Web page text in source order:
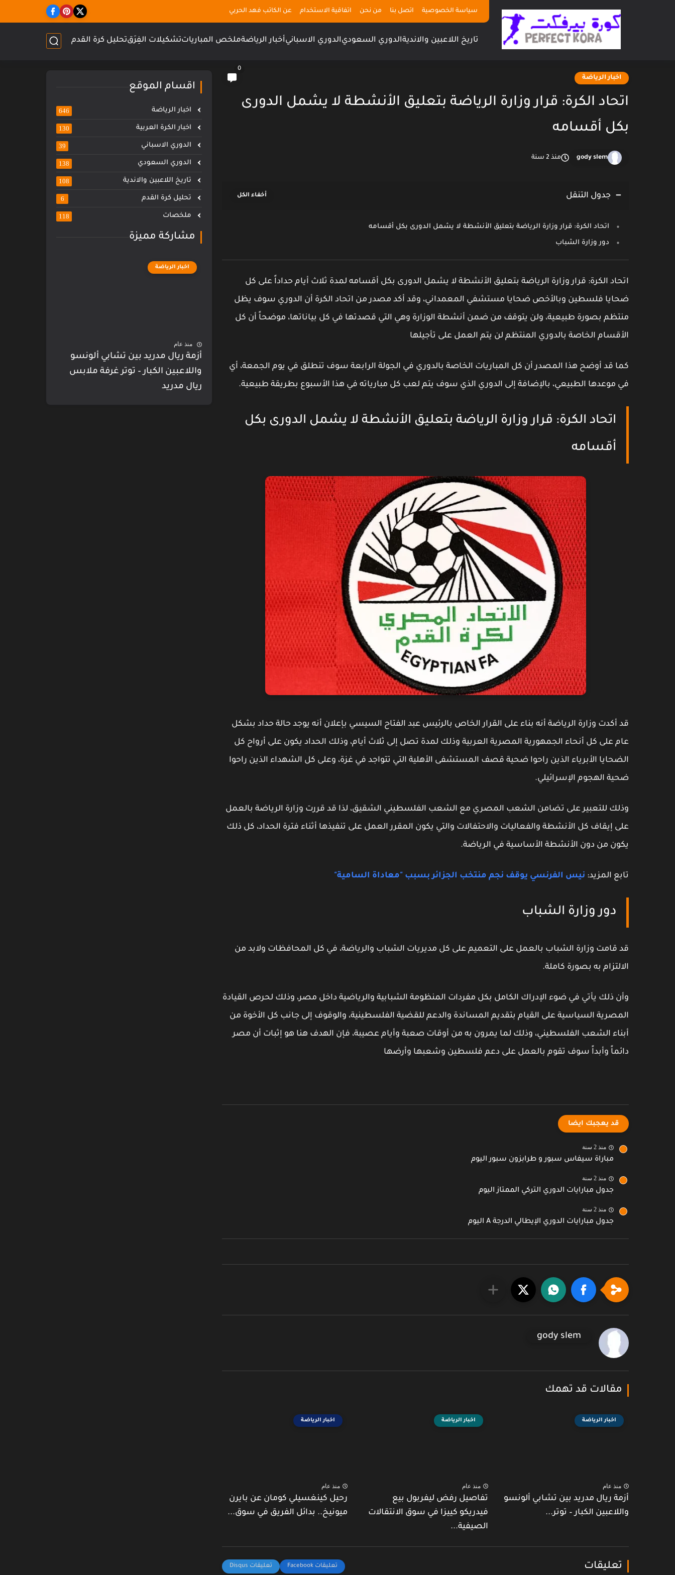
سياسة الخصوصية اتصل بنا من نحن اتفاقية الاستخدام عن الكاتب فهد الحربي
تاريخ اللاعبين والانديةالدوري السعوديالدوري الاسبانيأخبار الرياضةملخص المبارياتتشكيلات الفِرَقتحليل كرة القدم
اخبار الرياضة
0
اتحاد الكرة: قرار وزارة الرياضة بتعليق الأنشطة لا يشمل الدورى
بكل أقسامه
gody slem منذ 2 سنة
جدول التنقل
اتحاد الكرة: قرار وزارة الرياضة بتعليق الأنشطة لا يشمل الدورى بكل أقسامه
دور وزارة الشباب
اتحاد الكرة: قرار وزارة الرياضة بتعليق الأنشطة لا يشمل الدورى بكل أقسامه لمدة ثلاث أيام حداداً على كل
ضحايا فلسطين وبالأخص ضحايا مستشفي المعمداني، وقد أكد مصدر من اتحاد الكرة أن الدوري سوف يظل
منتظم بصورة طبيعية، ولن يتوقف من ضمن أنشطة الوزارة وهي التي قصدتها في كل بياناتها، موضحاً أن كل
الأقسام الخاصة بالدوري المنتظم لن يتم العمل على تأجيلها
كما قد أوضح هذا المصدر أن كل المباريات الخاصة بالدوري في الجولة الرابعة سوف تنطلق في يوم الجمعة، أي
في موعدها الطبيعي، بالإضافة إلى الدوري الذي سوف يتم لعب كل مبارياته في هذا الأسبوع بطريقة طبيعية.
اتحاد الكرة: قرار وزارة الرياضة بتعليق الأنشطة لا يشمل الدورى بكل
أقسامه
قد أكدت وزارة الرياضة أنه بناء على القرار الخاص بالرئيس عبد الفتاح السيسي بإعلان أنه يوجد حالة حداد بشكل
عام على كل أنحاء الجمهورية المصرية العربية وذلك لمدة تصل إلى ثلاث أيام، وذلك الحداد يكون على أرواح كل
الضحايا الأبرياء الذين راحوا ضحية قصف المستشفى الأهلية التي تتواجد في غزة، وعلى كل الشهداء الذين راحوا
ضحية الهجوم الإسرائيلي.
وذلك للتعبير على تضامن الشعب المصري مع الشعب الفلسطيني الشقيق، لذا قد قررت وزارة الرياضة بالعمل
على إيقاف كل الأنشطة والفعاليات والاحتفالات والتي يكون المقرر العمل على تنفيذها أثناء فترة الحداد، كل ذلك
يكون من دون الأنشطة الأساسية في الرياضة.
تابع المزيد: نيس الفرنسي يوقف نجم منتخب الجزائر بسبب "معاداة السامية"
دور وزارة الشباب
قد قامت وزارة الشباب بالعمل على التعميم على كل مديريات الشباب والرياضة، في كل المحافظات ولابد من
الالتزام به بصورة كاملة.
وأن ذلك يأتي في ضوء الإدراك الكامل بكل مفردات المنظومة الشبابية والرياضية داخل مصر، وذلك لحرص القيادة
المصرية السياسية على القيام بتقديم المساندة والدعم للقضية الفلسطينية، والوقوف إلى جانب كل الأخوة من
أبناء الشعب الفلسطيني، وذلك لما يمرون به من أوقات صعبة وأيام عصيبة، فإن الهدف هنا هو إثبات أن مصر
دائماً وأبداً سوف تقوم بالعمل على دعم فلسطين وشعبها وأرضها
قد يعجبك ايضا
منذ 2 سنة
مباراة سيفاس سبور و طرابزون سبور اليوم
منذ 2 سنة
جدول مبارايات الدوري التركي الممتاز اليوم
منذ 2 سنة
جدول مبارايات الدوري الإيطالي الدرجة A اليوم
gody slem
مقالات قد تهمك
اخبار الرياضة
منذ عام
أزمة ريال مدريد بين تشابي ألونسو
واللاعبين الكبار – توتر...
اخبار الرياضة
منذ عام
تفاصيل رفض ليفربول بيع
فيدريكو كييزا في سوق الانتقالات
الصيفية...
اخبار الرياضة
منذ عام
رحيل كينغسيلي كومان عن بايرن
ميونيخ.. بدائل الفريق في سوق...
تعليقات
اقسام الموقع
اخبار الرياضة 646
اخبار الكرة العربية 130
الدوري الاسباني 39
الدوري السعودي 138
تاريخ اللاعبين والاندية 108
تحليل كرة القدم 6
ملخصات 118
مشاركة مميزة
اخبار الرياضة
منذ عام
أزمة ريال مدريد بين تشابي ألونسو
واللاعبين الكبار – توتر غرفة ملابس
ريال مدريد